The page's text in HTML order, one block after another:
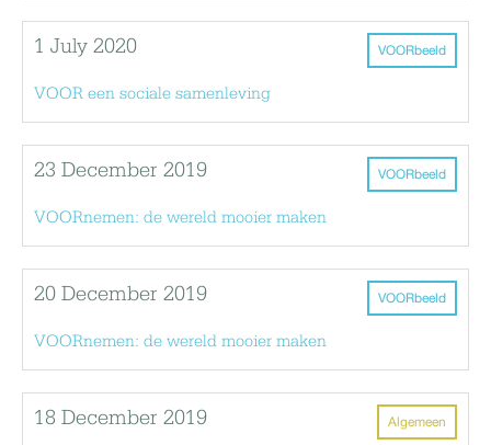
VOORbeeld
1 July 2020
VOOR een sociale samenleving
VOORbeeld
23 December 2019
VOORnemen: de wereld mooier maken
VOORbeeld
20 December 2019
VOORnemen: de wereld mooier maken
Algemeen
18 December 2019